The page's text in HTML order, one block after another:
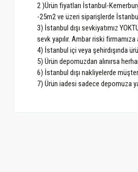
2 )Ürün fiyatları İstanbul-
-25m2 ve üzeri siparişlerde
3) İstanbul dışı sevkiyatımız
sevk yapılır. Ambar riski
4) İstanbul içi veya şehirdışında
5) Ürün depomuzdan alınırsa
6) İstanbul dışı nakliyelerde
7) Ürün iadesi sadece depomuza